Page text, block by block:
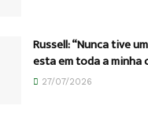
Russell: “Nunca tive
esta em toda a minha
27/07/2026